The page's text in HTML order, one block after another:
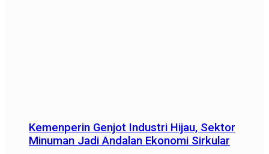
Kemenperin Genjot Industri Hijau, Sektor
Minuman Jadi Andalan Ekonomi Sirkular